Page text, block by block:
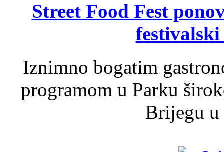
Street Food Fest
Iznimno bogatim
programom u Parku
Brijegu u